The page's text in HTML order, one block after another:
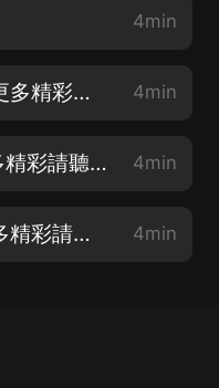
4min
0006-醜陋，小怪胎2【更多精彩請聽本書完結版】 4min
0007-踢打，恨意1【更多精彩請聽本書完結版】 4min
0008-踢打，恨意2【更多精彩請聽本書完結版】 4min